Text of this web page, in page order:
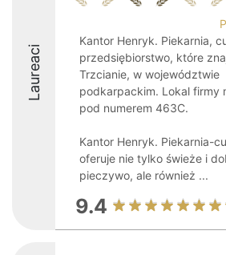
Laureaci
Kantor Henryk. Piekarnia,
przedsiębiorstwo, które
Trzcianie, w województwie
podkarpackim. Lokal firmy
pod numerem 463C.
Kantor Henryk. Piekarnia-
oferuje nie tylko świeże i
pieczywo, ale również ...
9.4